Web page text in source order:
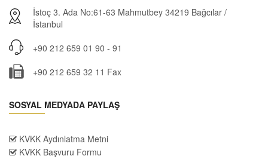
İstoç 3. Ada No:61-63 Mahmutbey 34219 Bağcılar /
İstanbul
+90 212 659 01 90 - 91
+90 212 659 32 11 Fax
SOSYAL MEDYADA PAYLAŞ
KVKK Aydınlatma Metni
KVKK Başvuru Formu